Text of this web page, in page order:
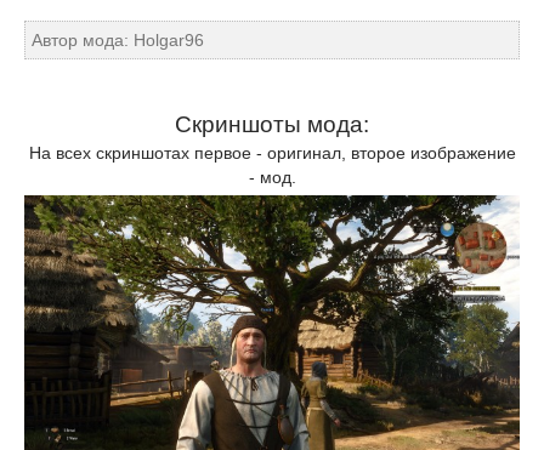
Автор мода: Holgar96
Скриншоты мода:
На всех скриншотах первое - оригинал, второе изображение
- мод.